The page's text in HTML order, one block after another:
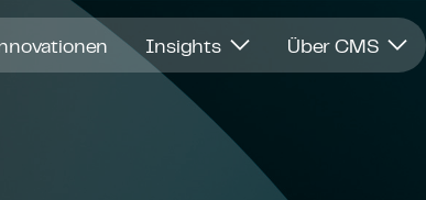
Insights Über CMS